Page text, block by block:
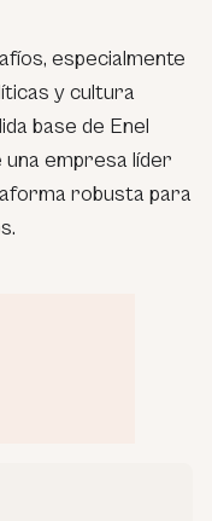
especialmente
y cultura
base de Enel
empresa líder
robusta para